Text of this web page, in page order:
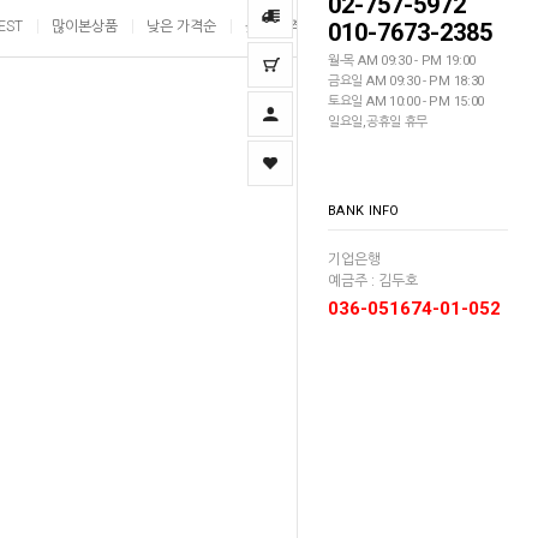
010-7673-2385
월-목 AM 09:30 - PM 19:00
금요일 AM 09:30 - PM 18:30
토요일 AM 10:00 - PM 15:00
일요일,공휴일 휴무
BANK INFO
기업은행
예금주 : 김두호
036-051674-01-052
많이본상품 낮은 가격순 높은 가격순 이름순